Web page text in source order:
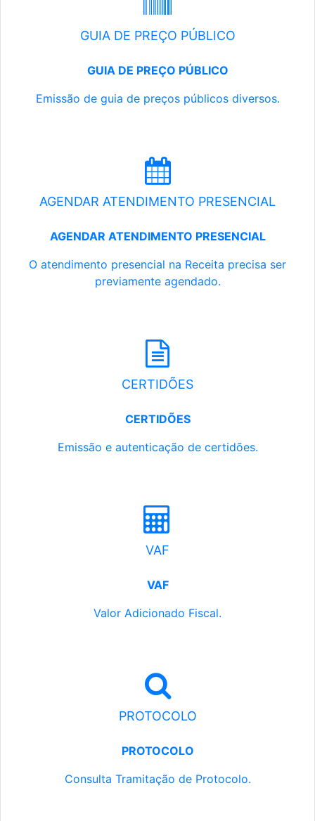
GUIA DE PREÇO PÚBLICO
GUIA DE PREÇO PÚBLICO
Emissão de guia de preços públicos diversos.
AGENDAR ATENDIMENTO PRESENCIAL
AGENDAR ATENDIMENTO PRESENCIAL
O atendimento presencial na Receita precisa ser
previamente agendado.
CERTIDÕES
CERTIDÕES
Emissão e autenticação de certidões.
VAF
VAF
Valor Adicionado Fiscal.
PROTOCOLO
PROTOCOLO
Consulta Tramitação de Protocolo.